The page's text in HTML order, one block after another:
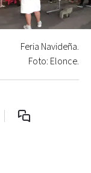
Feria Navideña.
Foto: Elonce.